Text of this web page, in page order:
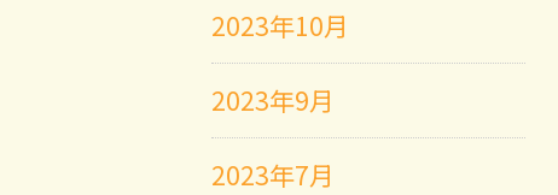
2023年10月
2023年9月
2023年7月